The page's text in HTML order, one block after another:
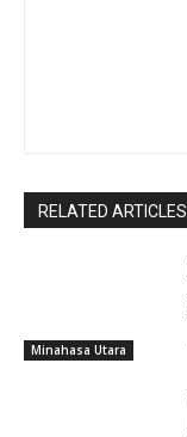
RELATED ARTICLES
Minahasa Utara